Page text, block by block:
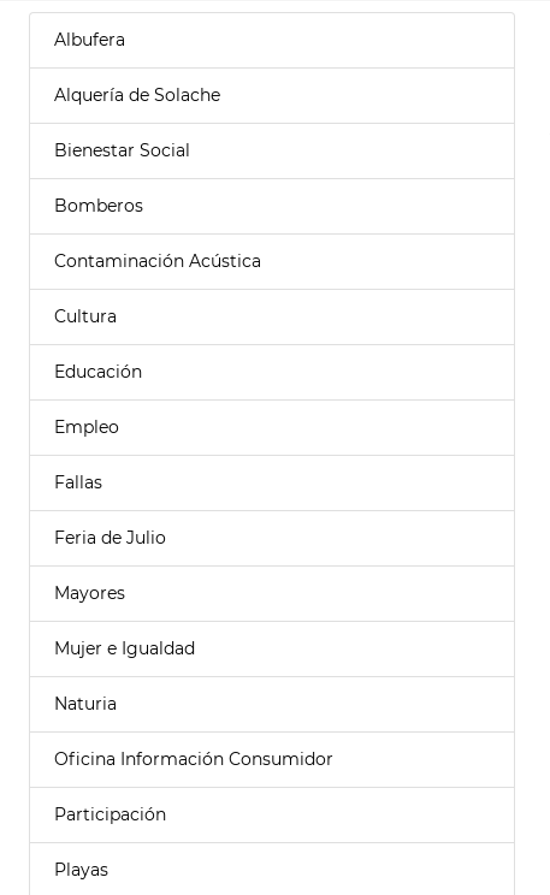
Albufera
Alquería de Solache
Bienestar Social
Bomberos
Contaminación Acústica
Cultura
Educación
Empleo
Fallas
Feria de Julio
Mayores
Mujer e Igualdad
Naturia
Oficina Información Consumidor
Participación
Playas